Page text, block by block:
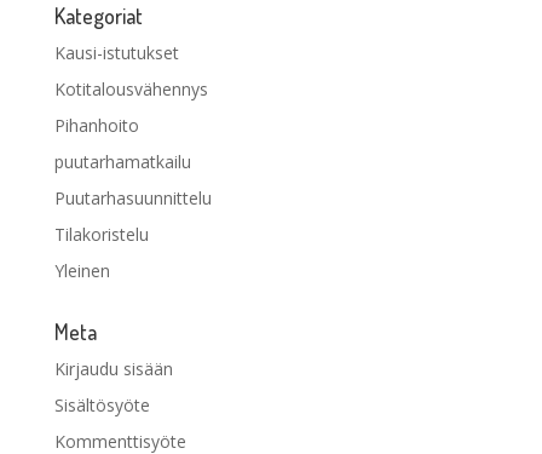
Kategoriat
Kausi-istutukset
Kotitalousvähennys
Pihanhoito
puutarhamatkailu
Puutarhasuunnittelu
Tilakoristelu
Yleinen
Meta
Kirjaudu sisään
Sisältösyöte
Kommenttisyöte